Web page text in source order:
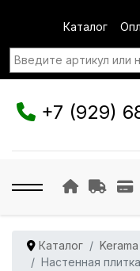
Каталог
+7 (929)
Каталог
Настенная